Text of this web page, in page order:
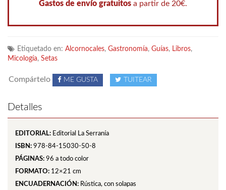
Gastos de envío gratuitos a partir de 20€.
Etiquetado en: Alcornocales, Gastronomía, Guías, Libros,
Micología, Setas
Compártelo ME GUSTA TUITEAR
Detalles
EDITORIAL: Editorial La Serranía
ISBN: 978-84-15030-50-8
PÁGINAS: 96 a todo color
FORMATO: 12×21 cm
ENCUADERNACIÓN: Rústica, con solapas